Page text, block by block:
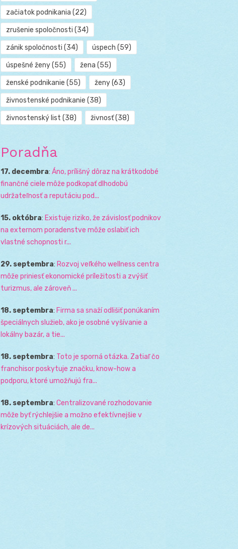
začiatok podnikania (22)
zrušenie spoločnosti (34)
zánik spoločnosti (34) úspech (59)
úspešné ženy(55) žena (55)
ženské podnikanie (55) ženy(63)
živnostenské podnikanie (38)
živnostenský list (38) živnosť(38)
Poradňa
17. decembra: Áno, prílišný dôraz na krátkodobé
finančné ciele môže podkopať dlhodobú
udržateľnosť a reputáciu pod...
15. októbra: Existuje riziko, že závislosť podnikov
na externom poradenstve môže oslabiť ich
vlastné schopnosti r...
29. septembra: Rozvoj veľkého wellness centra
môže priniesť ekonomické príležitosti a zvýšiť
turizmus, ale zároveň ...
18. septembra: Firma sa snaží odlišiť ponúkaním
špeciálnych služieb, ako je osobné vyšívanie a
lokálny bazár, a tie...
18. septembra: Toto je sporná otázka. Zatiaľ čo
franchisor poskytuje značku, know-how a
podporu, ktoré umožňujú fra...
18. septembra: Centralizované rozhodovanie
môže byť rýchlejšie a možno efektívnejšie v
krízových situáciách, ale de...